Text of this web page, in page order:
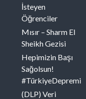
İsteyen
Öğrenciler
Mısır – Sharm El
Sheikh Gezisi
Hepimizin Başı
Sağolsun!
#TürkiyeDepremi
(DLP) Veri